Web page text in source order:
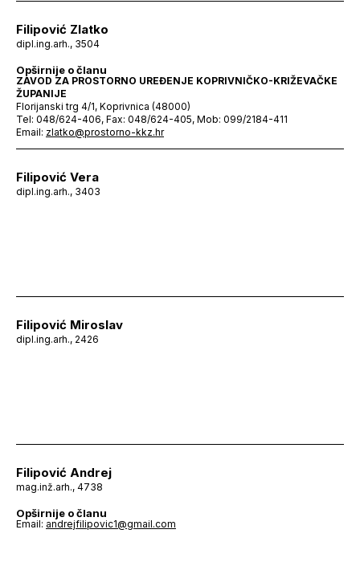
Filipović Zlatko
dipl.ing.arh., 3504
Opširnije o članu
ZAVOD ZA PROSTORNO UREĐENJE KOPRIVNIČKO-KRIŽEVAČKE
ŽUPANIJE
Florijanski trg 4/1, Koprivnica (48000)
Tel: 048/624-406, Fax: 048/624-405, Mob: 099/2184-411
Email: zlatko@prostorno-kkz.hr
Filipović Vera
dipl.ing.arh., 3403
Filipović Miroslav
dipl.ing.arh., 2426
Filipović Andrej
mag.inž.arh., 4738
Opširnije o članu
Email: andrejfilipovic1@gmail.com